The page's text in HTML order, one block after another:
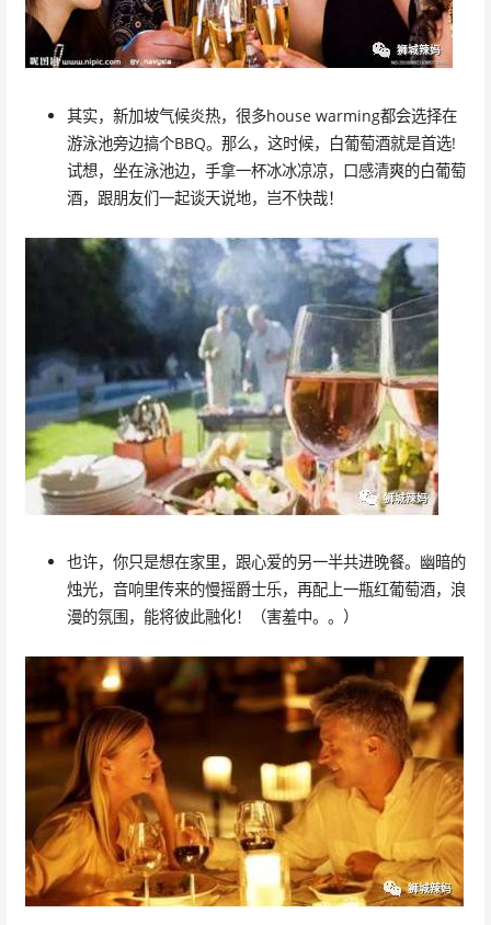
其实，新加坡气候炎热，很多house warming都会选择在
游泳池旁边搞个BBQ。那么，这时候，白葡萄酒就是首选!
试想，坐在泳池边，手拿一杯冰冰凉凉，口感清爽的白葡萄
酒，跟朋友们一起谈天说地，岂不快哉！
也许，你只是想在家里，跟心爱的另一半共进晚餐。幽暗的
烛光，音响里传来的慢摇爵士乐，再配上一瓶红葡萄酒，浪
漫的氛围，能将彼此融化！（害羞中。。）